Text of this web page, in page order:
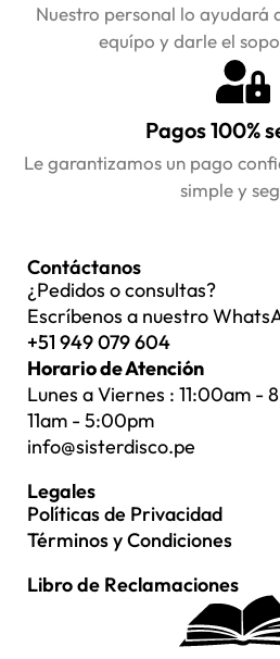
Nuestro personal lo ayudará
equípo y darle el
Pagos 100%
Le garantizamos un pago
simple y
Contáctanos
¿Pedidos o consultas?
Escríbenos a nuestro
+51 949 079 604
Horario de Atención
Lunes a Viernes : 11:00am -
11am - 5:00pm
info@sisterdisco.pe
Legales
Políticas de Privacidad
Términos y Condiciones
Libro de Reclamaciones